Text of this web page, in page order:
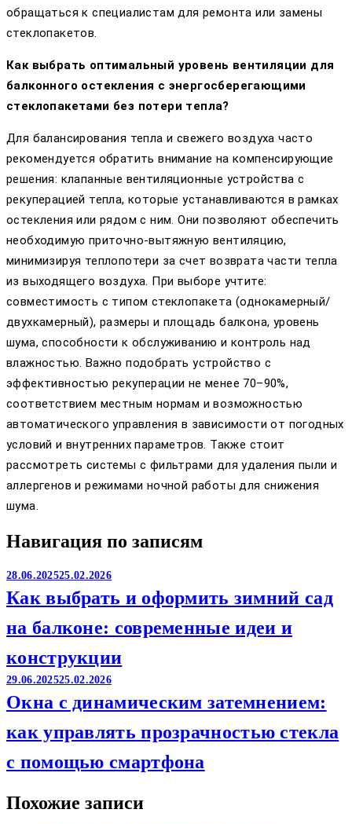
обращаться к специалистам для ремонта или замены
стеклопакетов.
Как выбрать оптимальный уровень вентиляции для
балконного остекления с энергосберегающими
стеклопакетами без потери тепла?
Для балансирования тепла и свежего воздуха часто
рекомендуется обратить внимание на компенсирующие
решения: клапанные вентиляционные устройства с
рекуперацией тепла, которые устанавливаются в рамках
остекления или рядом с ним. Они позволяют обеспечить
необходимую приточно-вытяжную вентиляцию,
минимизируя теплопотери за счет возврата части тепла
из выходящего воздуха. При выборе учтите:
совместимость с типом стеклопакета (однокамерный/
двухкамерный), размеры и площадь балкона, уровень
шума, способности к обслуживанию и контроль над
влажностью. Важно подобрать устройство с
эффективностью рекуперации не менее 70–90%,
соответствием местным нормам и возможностью
автоматического управления в зависимости от погодных
условий и внутренних параметров. Также стоит
рассмотреть системы с фильтрами для удаления пыли и
аллергенов и режимами ночной работы для снижения
шума.
Навигация по записям
28.06.202525.02.2026
Как выбрать и оформить зимний сад
на балконе: современные идеи и
конструкции
29.06.202525.02.2026
Окна с динамическим затемнением:
как управлять прозрачностью стекла
с помощью смартфона
Похожие записи